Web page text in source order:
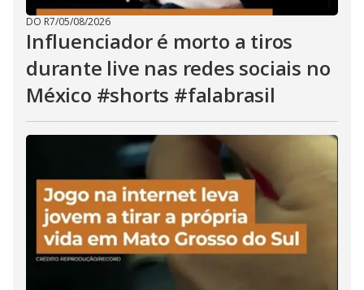
DO R7/05/08/2026
Influenciador é morto a tiros
durante live nas redes sociais no
México #shorts #falabrasil